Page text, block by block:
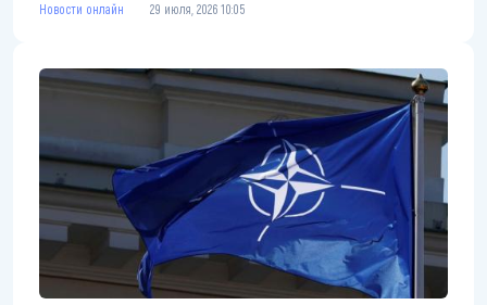
Новости онлайн 29 июля, 2026 10:05